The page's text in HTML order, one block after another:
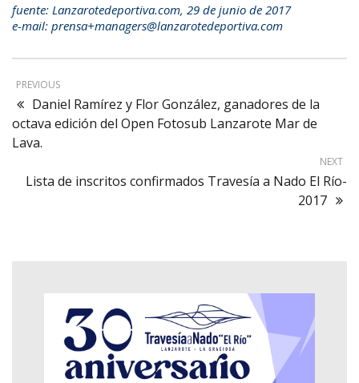
fuente: Lanzarotedeportiva.com, 29 de junio de 2017
e-mail: prensa+managers@lanzarotedeportiva.com
PREVIOUS
Daniel Ramírez y Flor González, ganadores de la
octava edición del Open Fotosub Lanzarote Mar de
Lava.
NEXT
Lista de inscritos confirmados Travesía a Nado El Río-
2017